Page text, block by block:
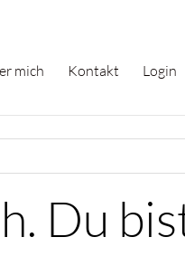
mich Kontakt Login
Du